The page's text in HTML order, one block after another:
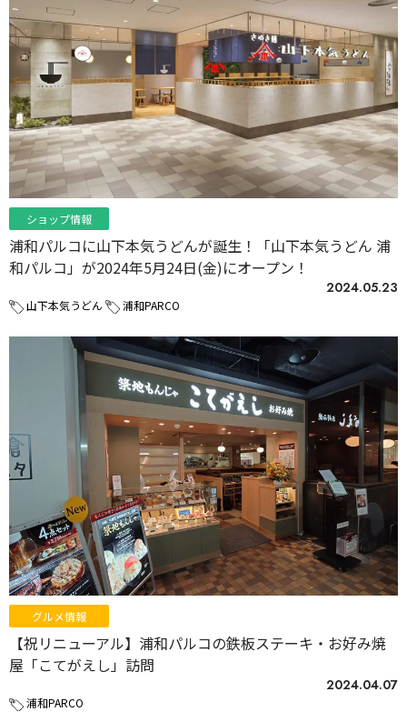
ショップ情報
浦和パルコに山下本気うどんが誕生！「山下本気うどん 浦
和パルコ」が2024年5月24日(金)にオープン！
2024.05.23
山下本気うどん 浦和PARCO
グルメ情報
【祝リニューアル】浦和パルコの鉄板ステーキ・お好み焼
屋「こてがえし」訪問
2024.04.07
浦和PARCO